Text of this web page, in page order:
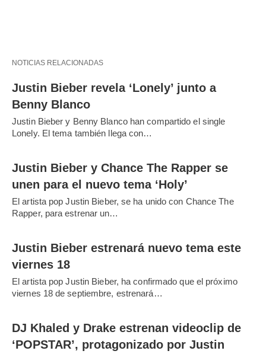
NOTICIAS RELACIONADAS
Justin Bieber revela ‘Lonely’ junto a
Benny Blanco
Justin Bieber y Benny Blanco han compartido el single
Lonely. El tema también llega con…
Justin Bieber y Chance The Rapper se
unen para el nuevo tema ‘Holy’
El artista pop Justin Bieber, se ha unido con Chance The
Rapper, para estrenar un…
Justin Bieber estrenará nuevo tema este
viernes 18
El artista pop Justin Bieber, ha confirmado que el próximo
viernes 18 de septiembre, estrenará…
DJ Khaled y Drake estrenan videoclip de
‘POPSTAR’, protagonizado por Justin